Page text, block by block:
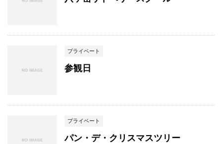
プライベート
参観日
プライベート
パン・デ・クリスマスツリー